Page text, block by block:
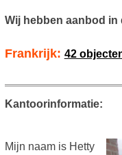
Wij hebben aanbod
Frankrijk: 42
Kantoorinformatie:
Mijn naam is Hetty